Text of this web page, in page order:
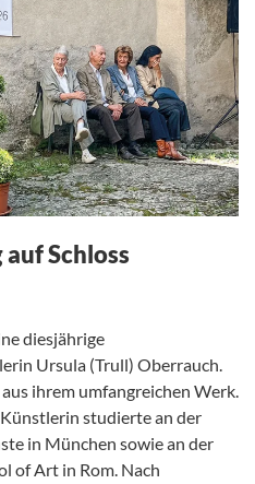
Schloss
diesjährige
Ursula (Trull) Oberrauch.
ihrem umfangreichen Werk.
studierte an der
in München sowie an der
of Art in Rom. Nach